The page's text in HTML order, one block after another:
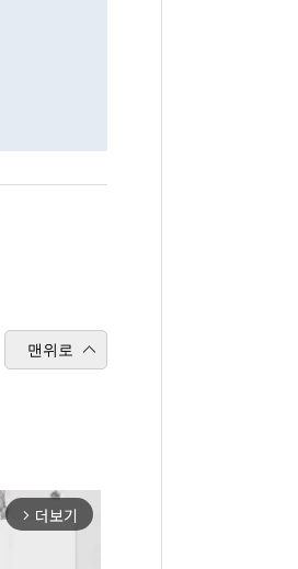
맨위로
arrow_forward_ios 더보기